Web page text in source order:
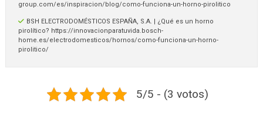
group.com/es/inspiracion/blog/como-funciona-un-horno-pirolitico
BSH ELECTRODOMÉSTICOS ESPAÑA, S.A. | ¿Qué es un horno
pirolítico? https://innovacionparatuvida.bosch-
home.es/electrodomesticos/hornos/como-funciona-un-horno-
pirolitico/
5/5 - (3 votos)